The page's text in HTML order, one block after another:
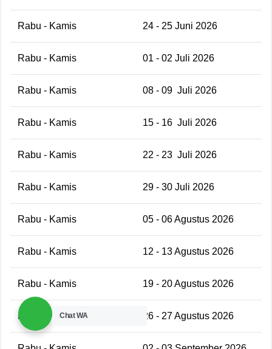
Rabu - Kamis 24 - 25 Juni 2026
Rabu - Kamis 01 - 02 Juli 2026
Rabu - Kamis 08 - 09 Juli 2026
Rabu - Kamis 15 - 16 Juli 2026
Rabu - Kamis 22 - 23 Juli 2026
Rabu - Kamis 29 - 30 Juli 2026
Rabu - Kamis 05 - 06 Agustus 2026
Rabu - Kamis 12 - 13 Agustus 2026
Rabu - Kamis 19 - 20 Agustus 2026
Rabu - Kamis 26 - 27 Agustus 2026
Chat WA